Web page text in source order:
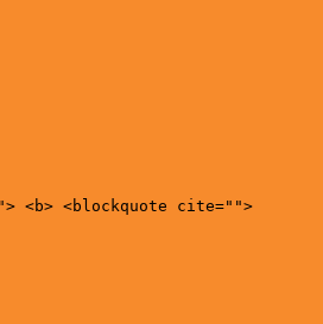
<blockquote cite="">